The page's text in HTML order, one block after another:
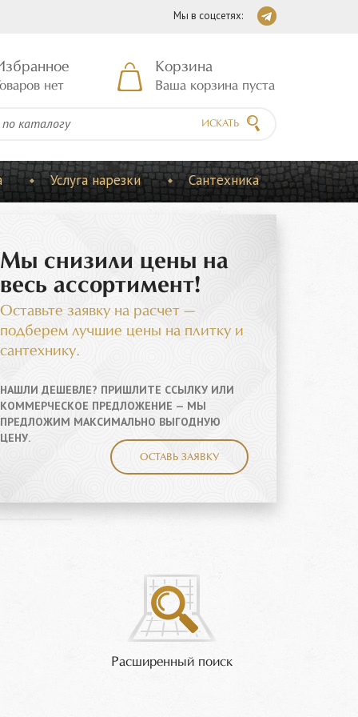
Мы в соцсетях:
нет
Корзина
Ваша корзина пуста
ИСКАТЬ
Услуга нарезки Сантехника
АКЦИЯ ITALON 2026
Получите скидку от 10 до 15% на
керамогранит фабрики Italon.
БОЛЬШОЙ ВЫБОР СОВРЕМЕННЫХ КОЛЛЕКЦИЙ
ПОД ДЕРЕВО, КАМЕНЬ И БЕТОН. ПРЕДЛОЖЕНИЕ
ПОДРОБНЕЕ
Расширенный поиск